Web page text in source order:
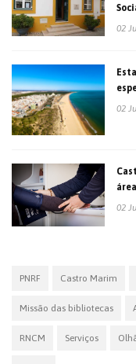
02
02
02
PNRF Castro Marim
Missão das bibliotecas
RNCM Serviços